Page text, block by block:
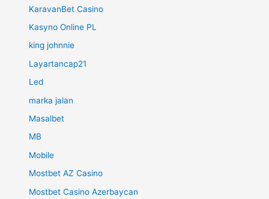
KaravanBet Casino
Kasyno Online PL
king johnnie
Layartancap21
Led
marka jalan
Masalbet
MB
Mobile
Mostbet AZ Casino
Mostbet Casino Azerbaycan